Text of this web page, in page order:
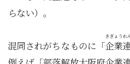
らない）。
混同されがちなものに「企業
きぎょうれ